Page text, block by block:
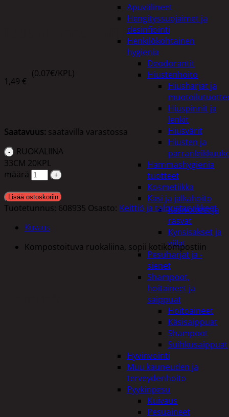
Apuvälineet
Hengityssuojaimet ja
desinfiointi
Henkilökohtainen
hygienia
Deodorantit
Hiustenhoito
Hiusharjat ja
Hiuspinnit ja
lenkit
Hiusvärit
Hiusten ja
Hammashygienia
tuotteet
Kosmetiikka
Käsi ja jalkahoito
Käsivoiteet ja
rasvat
Kynsisakset ja
viilat
Pesuharjat ja -
sienet
Shampoot,
hoitaineet ja
saippuat
Hoitoaineet
Käsisaippuat
Shampoot
Suihkusaippuat
Hyvinvointi
Muu kauneuden ja
terveydenhoito
Pyykinpesu
Kuivaus
Pesuaineet
RUOKALIINA 33CM 20KPL
1,49 €
(0.07€/KPL)
Saatavuus: saatavilla varastossa
RUOKALIINA
33CM 20KPL
määrä
Lisää ostoskoriin
Tuotetunnus: 608935 Osasto: Keittiö ja taloustarvikkeet
Kuvaus
Kompostoituva ruokaliina, sopii kotikompostiin